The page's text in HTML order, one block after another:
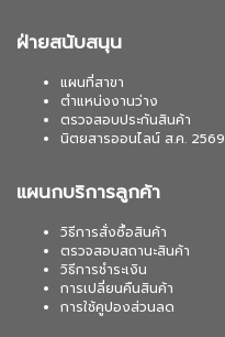
ฝ่ายสนับสนุน
แผนที่สาขา
ตำแหน่งงานว่าง
ตรวจสอบประกันสินค้า
นิตยสารออนไลน์ ส.ค. 2569
แผนกบริการลูกค้า
วิธีการสั่งซื้อสินค้า
ตรวจสอบสถานะสินค้า
วิธีการชำระเงิน
การเปลี่ยนคืนสินค้า
การใช้คูปองส่วนลด